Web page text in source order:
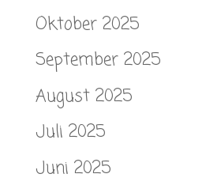
Oktober 2025
September 2025
August 2025
Juli 2025
Juni 2025